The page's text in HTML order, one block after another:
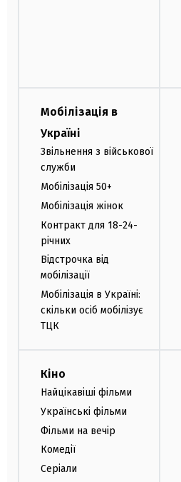
Мобілізація в
Україні
Звільнення з військової
служби
Мобілізація 50+
Мобілізація жінок
Контракт для 18-24-
річних
Відстрочка від
мобілізації
Мобілізація в Україні:
скільки осіб мобілізує
ТЦК
Кіно
Найцікавіші фільми
Українські фільми
Фільми на вечір
Комедії
Серіали